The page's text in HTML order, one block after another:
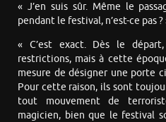
« J’en suis sûr. Même le
pendant le festival, n’est-ce pas ?
« C’est exact. Dès le
restrictions, mais à cette
mesure de désigner une porte
Pour cette raison, ils sont
tout mouvement de
magicien, bien que le festival